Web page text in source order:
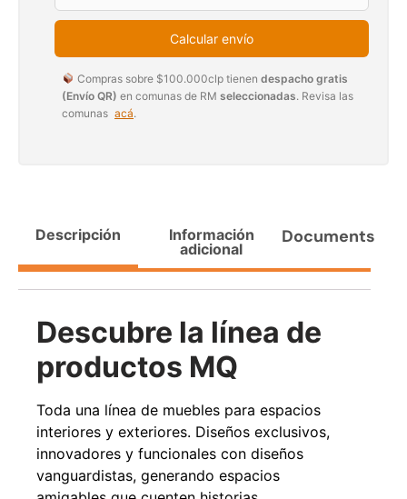
Calcular envío
Compras sobre $100.000clp tienen despacho gratis
(Envío QR) en comunas de RM seleccionadas. Revisa las
comunas acá.
Descripción
Información
adicional
Documents
Descubre la línea de
productos MQ
Toda una línea de muebles para espacios
interiores y exteriores. Diseños exclusivos,
innovadores y funcionales con diseños
vanguardistas, generando espacios
30%
$ 2.842.858
$1.990.000
$ 1.470.788
Leer más